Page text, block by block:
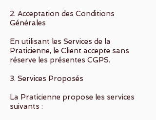
2. Acceptation des Conditions
Générales
En utilisant les Services de la
Praticienne, le Client accepte sans
réserve les présentes CGPS.
3. Services Proposés
La Praticienne propose les services
suivants :